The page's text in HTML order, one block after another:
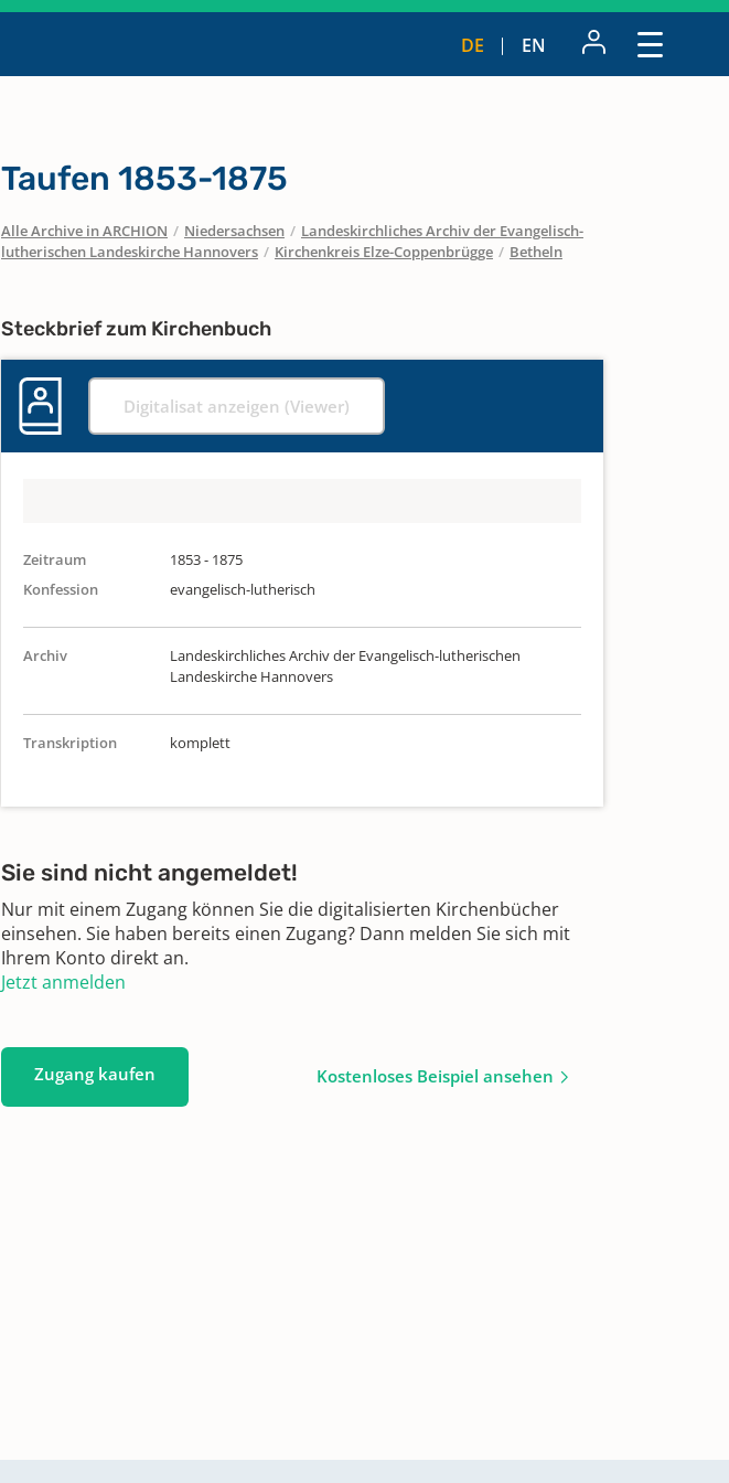
DE EN
Taufen 1853-1875
Alle Archive in ARCHION / Niedersachsen / Landeskirchliches Archiv der Evangelisch-
lutherischen Landeskirche Hannovers / Kirchenkreis Elze-Coppenbrügge / Betheln
Steckbrief zum Kirchenbuch
Digitalisat anzeigen (Viewer)
Zeitraum
1853 - 1875
Konfession
evangelisch-lutherisch
Archiv
Landeskirchliches Archiv der Evangelisch-lutherischen
Landeskirche Hannovers
Transkription komplett
Sie sind nicht angemeldet!
Nur mit einem Zugang können Sie die digitalisierten Kirchenbücher
einsehen. Sie haben bereits einen Zugang? Dann melden Sie sich mit
Ihrem Konto direkt an.
Jetzt anmelden
Zugang kaufen Kostenloses Beispiel ansehen